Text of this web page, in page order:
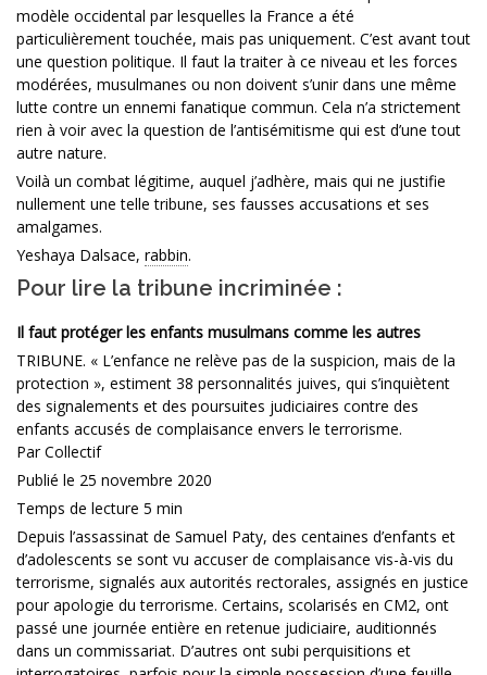
modèle occidental par lesquelles la France a été
particulièrement touchée, mais pas uniquement. C’est avant tout
une question politique. Il faut la traiter à ce niveau et les forces
modérées, musulmanes ou non doivent s’unir dans une même
lutte contre un ennemi fanatique commun. Cela n’a strictement
rien à voir avec la question de l’antisémitisme qui est d’une tout
autre nature.
Voilà un combat légitime, auquel j’adhère, mais qui ne justifie
nullement une telle tribune, ses fausses accusations et ses
amalgames.
Yeshaya Dalsace, rabbin.
Pour lire la tribune incriminée :
Il faut protéger les enfants musulmans comme les autres
TRIBUNE. « L’enfance ne relève pas de la suspicion, mais de la
protection », estiment 38 personnalités juives, qui s’inquiètent
des signalements et des poursuites judiciaires contre des
enfants accusés de complaisance envers le terrorisme.
Par Collectif
Publié le 25 novembre 2020
Temps de lecture 5 min
Depuis l’assassinat de Samuel Paty, des centaines d’enfants et
d’adolescents se sont vu accuser de complaisance vis-à-vis du
terrorisme, signalés aux autorités rectorales, assignés en justice
pour apologie du terrorisme. Certains, scolarisés en CM2, ont
passé une journée entière en retenue judiciaire, auditionnés
dans un commissariat. D’autres ont subi perquisitions et